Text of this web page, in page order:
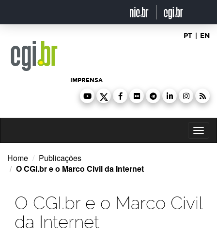
o
PT | EN
IMPRENSA
Home
Publicações
O CGI.br e o Marco Civil da Internet
O CGI.br e o Marco Civil
da Internet